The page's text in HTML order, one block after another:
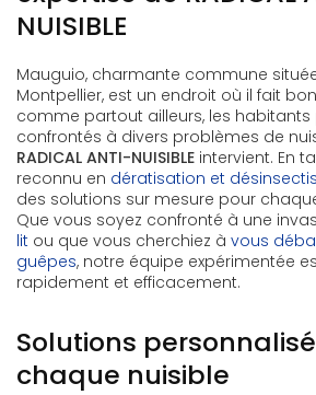
NUISIBLE
Mauguio, charmante commune
Montpellier, est un endroit où il fait
comme partout ailleurs, les habitants
confrontés à divers problèmes de
RADICAL ANTI-NUISIBLE intervient. En
reconnu en dératisation et
des solutions sur mesure pour
Que vous soyez confronté à une
lit ou que vous cherchiez à vous
guêpes, notre équipe expérimentée
rapidement et efficacement.
Solutions
chaque nuisible